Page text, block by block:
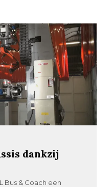
dankzij
Bus & Coach een